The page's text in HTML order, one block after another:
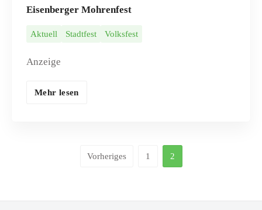
Eisenberger Mohrenfest
Aktuell Stadtfest Volksfest
Anzeige
Mehr lesen
Vorheriges 1 2